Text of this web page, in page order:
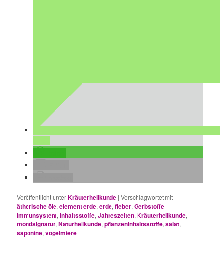
Veröffentlicht unterKräuterheilkunde |Verschlagwortet mit
ätherische öle,element erde,erde,fieber,Gerbstoffe,
Immunsystem,inhaltsstoffe,Jahreszeiten,Kräuterheilkunde,
mondsignatur,Naturheilkunde,pflanzeninhaltsstoffe,salat,
saponine,vogelmiere